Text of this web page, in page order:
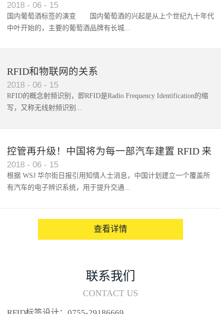
2018 - 06 - 15
国内葡萄酒标签的演变 国内葡萄酒的兴起是从上个世纪九十年代
中叶开始的，主要的葡萄酒品牌有长城...
RFID和物联网的关系
2018 - 06 - 15
RFID的概念射频识别，即RFID是Radio Frequency Identification的缩
写，又称无线射频识别...
控管再升级！中国将为每一部汽车建置 RFID 来
架构辨识系统
2018 - 06 - 15
根据 WSJ 华尔街日报引用知情人士消息，中国计划建立一个覆盖所
有汽车的电子辨识系统，用于提升交通...
查看详情
联系我们
CONTACT US